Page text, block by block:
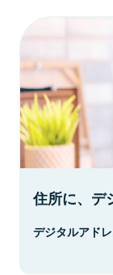
住所に、デ
デジタルアド